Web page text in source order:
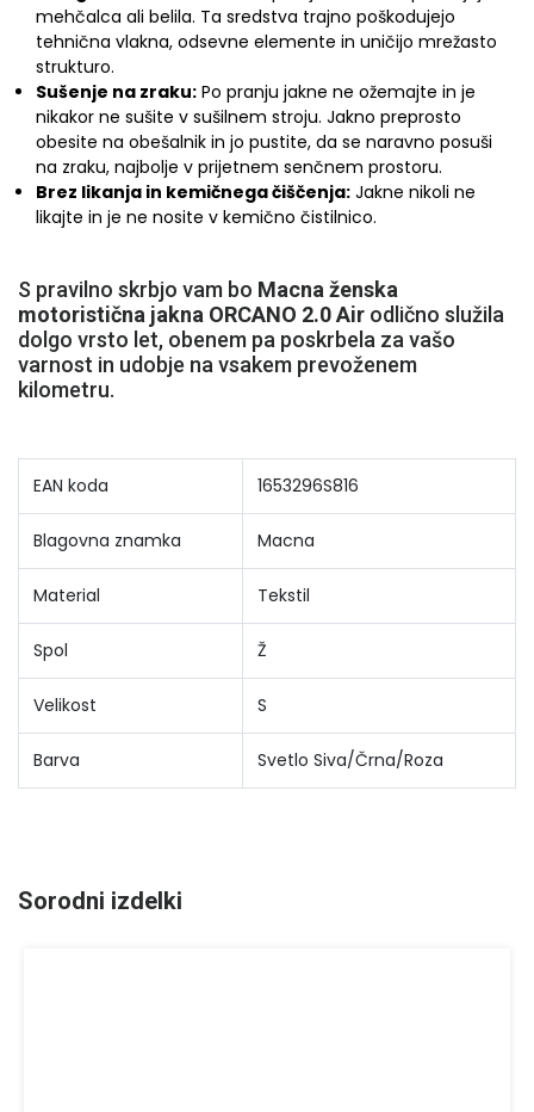
mehčalca ali belila. Ta sredstva trajno poškodujejo
tehnična vlakna, odsevne elemente in uničijo mrežasto
strukturo.
Sušenje na zraku: Po pranju jakne ne ožemajte in je
nikakor ne sušite v sušilnem stroju. Jakno preprosto
obesite na obešalnik in jo pustite, da se naravno posuši
na zraku, najbolje v prijetnem senčnem prostoru.
Brez likanja in kemičnega čiščenja: Jakne nikoli ne
likajte in je ne nosite v kemično čistilnico.
S pravilno skrbjo vam bo Macna ženska
motoristična jakna ORCANO 2.0 Air odlično služila
dolgo vrsto let, obenem pa poskrbela za vašo
varnost in udobje na vsakem prevoženem
kilometru.
EAN koda 1653296S816
Blagovna znamka Macna
Material Tekstil
Spol Ž
Velikost S
Barva Svetlo Siva/Črna/Roza
Sorodni izdelki